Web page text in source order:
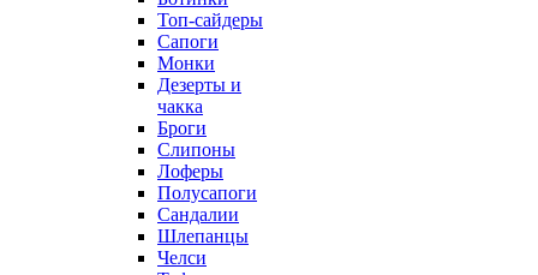
Топ-сайдеры
Сапоги
Монки
Дезерты и
чакка
Броги
Слипоны
Лоферы
Полусапоги
Сандалии
Шлепанцы
Челси